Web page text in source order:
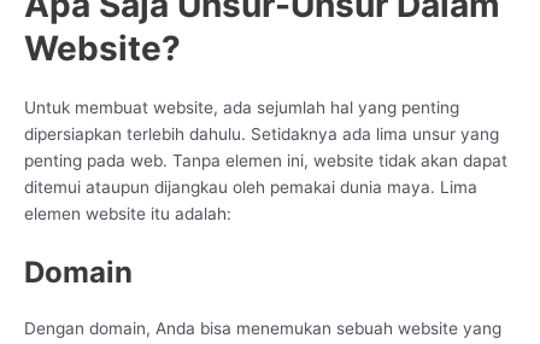
Website?
Untuk membuat website, ada sejumlah hal yang penting
dipersiapkan terlebih dahulu. Setidaknya ada lima unsur yang
penting pada web. Tanpa elemen ini, website tidak akan dapat
ditemui ataupun dijangkau oleh pemakai dunia maya. Lima
elemen website itu adalah:
Domain
Dengan domain, Anda bisa menemukan sebuah website yang